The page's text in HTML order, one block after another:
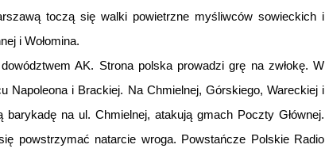
oraz
dołu
aby
zwiększyć
lub
toczą się walki powietrzne myśliwców sowieckich i
i Wołomina.
AK. Strona polska prowadzi grę na zwłokę. W
Napoleona i Brackiej. Na Chmielnej, Górskiego, Wareckiej i
na ul. Chmielnej, atakują gmach Poczty Głównej.
powstrzymać natarcie wroga. Powstańcze Polskie Radio